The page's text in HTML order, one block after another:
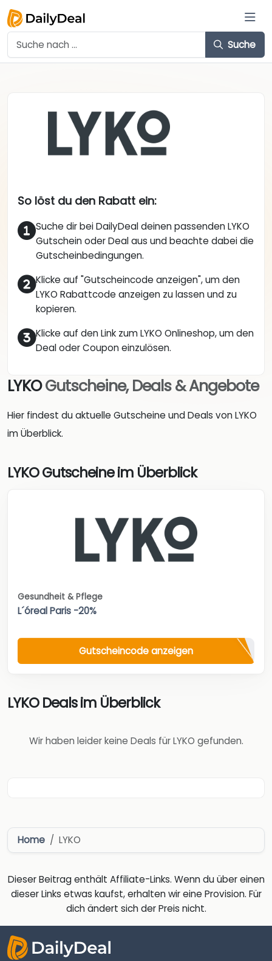
Suche
So löst du den Rabatt ein:
Suche dir bei DailyDeal deinen passenden LYKO
Gutschein oder Deal aus und beachte dabei die
Gutscheinbedingungen.
Klicke auf "Gutscheincode anzeigen", um den
LYKO Rabattcode anzeigen zu lassen und zu
kopieren.
Klicke auf den Link zum LYKO Onlineshop, um den
Deal oder Coupon einzulösen.
LYKOGutscheine, Deals & Angebote
Hier findest du aktuelle Gutscheine und Deals von LYKO
im Überblick.
LYKO Gutscheine im Überblick
Gesundheit & Pflege
L´óreal Paris -20%
Gutscheincode anzeigen
LYKO Deals im Überblick
Wir haben leider keine Deals für LYKO gefunden.
Home LYKO
Dieser Beitrag enthält Affiliate-Links. Wenn du über einen
dieser Links etwas kaufst, erhalten wir eine Provision. Für
dich ändert sich der Preis nicht.